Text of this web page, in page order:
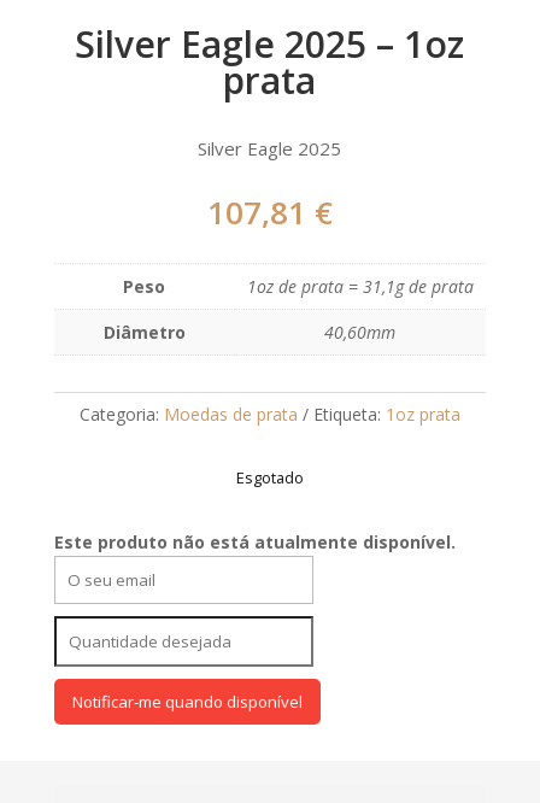
Silver Eagle 2025 – 1oz
prata
Silver Eagle 2025
107,81 €
Peso
1oz de prata = 31,1g de prata
Diâmetro
40,60mm
Categoria: Moedas de prata Etiqueta: 1oz prata
Esgotado
Este produto não está atualmente disponível.
Notificar-me quando disponível